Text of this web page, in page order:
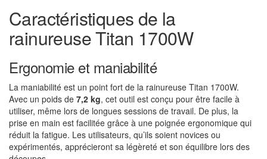
Caractéristiques de la
rainureuse Titan 1700W
Ergonomie et maniabilité
La maniabilité est un point fort de la rainureuse Titan 1700W.
Avec un poids de 7,2 kg, cet outil est conçu pour être facile à
utiliser, même lors de longues sessions de travail. De plus, la
prise en main est facilitée grâce à une poignée ergonomique qui
réduit la fatigue. Les utilisateurs, qu’ils soient novices ou
expérimentés, apprécieront sa légèreté et son équilibre lors des